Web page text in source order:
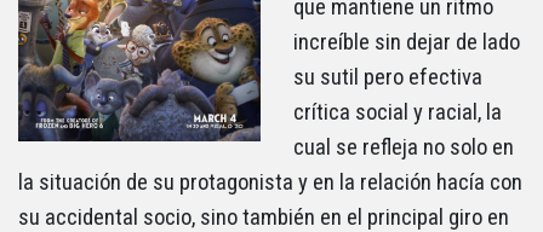
que mantiene un ritmo
increíble sin dejar de lado
su sutil pero efectiva
crítica social y racial, la
cual se refleja no solo en
la situación de su protagonista y en la relación hacía con
su accidental socio, sino también en el principal giro en